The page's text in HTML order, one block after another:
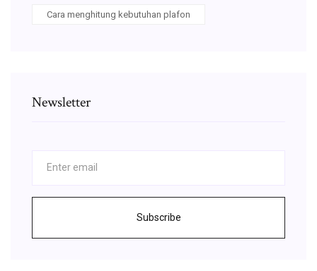
Cara menghitung kebutuhan plafon
Newsletter
Subscribe